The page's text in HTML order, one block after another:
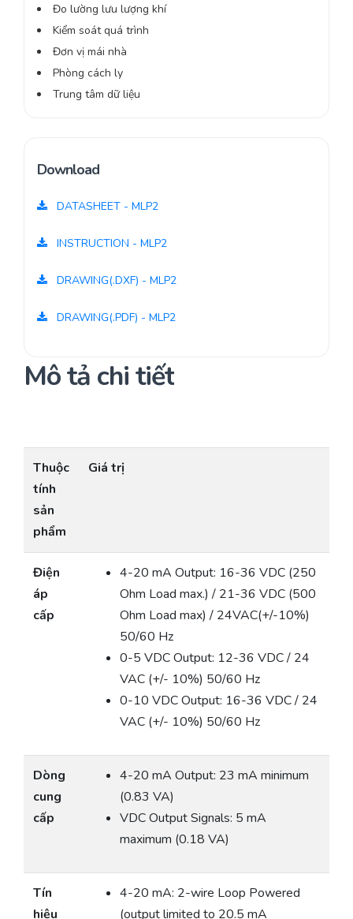
Đo lường lưu lượng khí
Kiểm soát quá trình
Đơn vị mái nhà
Phòng cách ly
Trung tâm dữ liệu
Download
DATASHEET - MLP2
INSTRUCTION - MLP2
DRAWING(.DXF) - MLP2
DRAWING(.PDF) - MLP2
Mô tả chi tiết
Thuộc
tính
sản
phẩm
Giá trị
Điện
áp
cấp
4-20 mA Output: 16-36 VDC (250
Ohm Load max.) / 21-36 VDC (500
Ohm Load max) / 24VAC(+/-10%)
50/60 Hz
0-5 VDC Output: 12-36 VDC / 24
VAC (+/- 10%) 50/60 Hz
0-10 VDC Output: 16-36 VDC / 24
VAC (+/- 10%) 50/60 Hz
Dòng
cung
cấp
4-20 mA Output: 23 mA minimum
(0.83 VA)
VDC Output Signals: 5 mA
maximum (0.18 VA)
Tín
hiệu
4-20 mA: 2-wire Loop Powered
(output limited to 20.5 mA